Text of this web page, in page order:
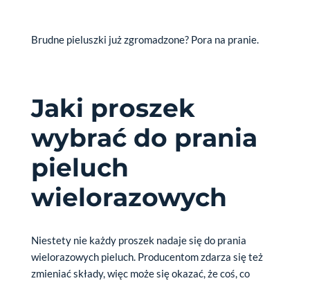
Brudne pieluszki już zgromadzone? Pora na pranie.
Jaki proszek
wybrać do prania
pieluch
wielorazowych
Niestety nie każdy proszek nadaje się do prania
wielorazowych pieluch. Producentom zdarza się też
zmieniać składy, więc może się okazać, że coś, co